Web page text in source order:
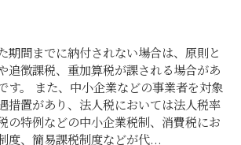
期間までに納付されない場合は、原則と
追徴課税、重加算税が課される場合があ
す。 また、中小企業などの事業者を対象
措置があり、法人税においては法人税率
の特例などの中小企業税制、消費税にお
度、簡易課税制度などが代...